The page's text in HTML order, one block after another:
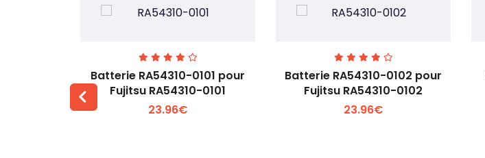
Voir plus +
Batterie RA54310-0101 pour
Fujitsu RA54310-0101
23.96€
Voir plus +
Batterie RA54310-0102 pour
Fujitsu RA54310-0102
23.96€